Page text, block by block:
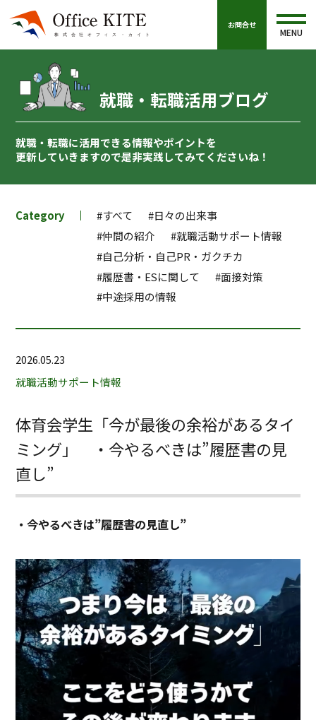
お問合せ
MENU
就職・転職活用ブログ
就職・転職に活用できる情報やポイントを
更新していきますので是非実践してみてくださいね！
Category #すべて
#日々の出来事
#仲間の紹介
#就職活動サポート情報
#自己分析・自己PR・ガクチカ
#履歴書・ESに関して
#面接対策
#中途採用の情報
2026.05.23
就職活動サポート情報
体育会学生「今が最後の余裕があるタイ
ミング」 ・今やるべきは”履歴書の見
直し”
・今やるべきは”履歴書の見直し”